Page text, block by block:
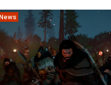
News